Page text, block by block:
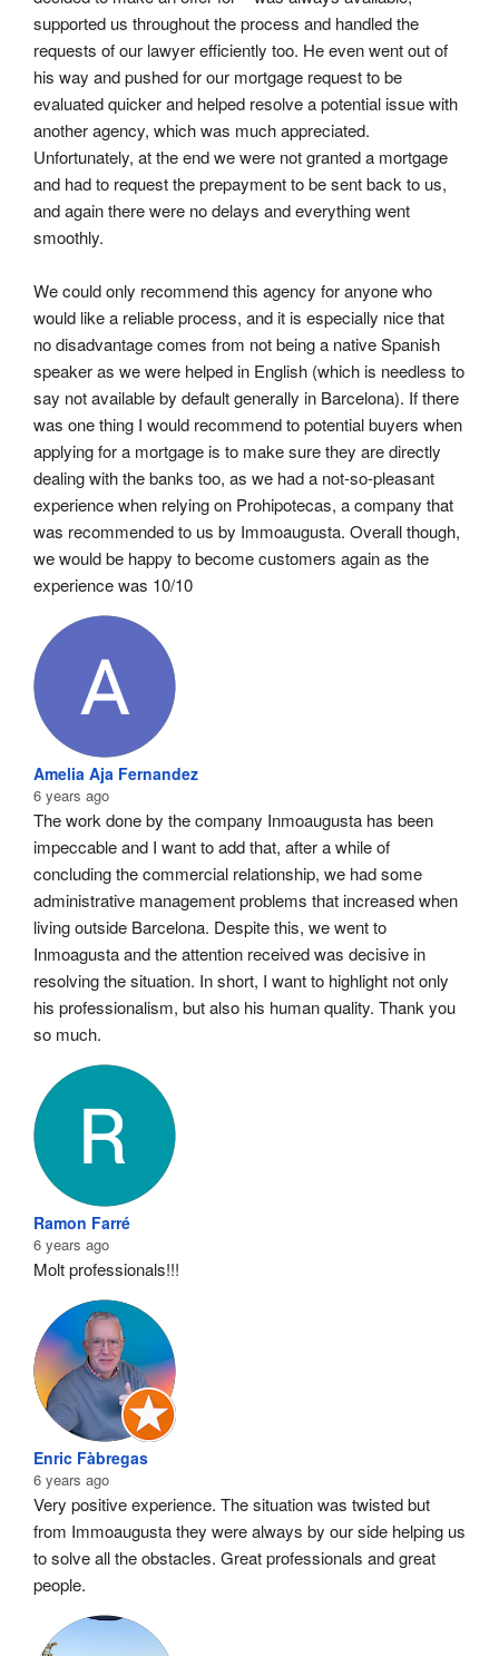
supported us throughout the process and handled the
requests of our lawyer efficiently too. He even went out of
his way and pushed for our mortgage request to be
evaluated quicker and helped resolve a potential issue with
another agency, which was much appreciated.
Unfortunately, at the end we were not granted a mortgage
and had to request the prepayment to be sent back to us,
and again there were no delays and everything went
smoothly.
We could only recommend this agency for anyone who
would like a reliable process, and it is especially nice that
no disadvantage comes from not being a native Spanish
speaker as we were helped in English (which is needless to
say not available by default generally in Barcelona). If there
was one thing I would recommend to potential buyers when
applying for a mortgage is to make sure they are directly
dealing with the banks too, as we had a not-so-pleasant
experience when relying on Prohipotecas, a company that
was recommended to us by Immoaugusta. Overall though,
we would be happy to become customers again as the
experience was 10/10
Amelia Aja Fernandez
6 years ago
The work done by the company Inmoaugusta has been
impeccable and I want to add that, after a while of
concluding the commercial relationship, we had some
administrative management problems that increased when
living outside Barcelona. Despite this, we went to
Inmoagusta and the attention received was decisive in
resolving the situation. In short, I want to highlight not only
his professionalism, but also his human quality. Thank you
so much.
Ramon Farré
6 years ago
Molt professionals!!!
Enric Fàbregas
6 years ago
Very positive experience. The situation was twisted but
from Immoaugusta they were always by our side helping us
to solve all the obstacles. Great professionals and great
people.